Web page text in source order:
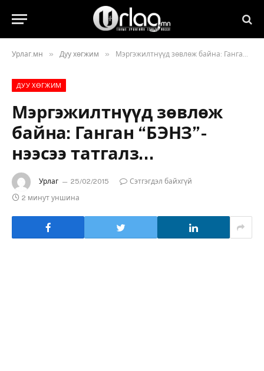
Урлаг.мн » Дуу хөгжим » Мэргэжилтнүүд зөвлөж байна: Ганган “БЭНЗ”-нээсээ татгалз…
ДУУ ХӨГЖИМ
Мэргэжилтнүүд зөвлөж
байна: Ганган “БЭНЗ”-
нээсээ татгалз…
Урлаг 25/02/2015
Сэтгэгдэл байхгүй
2 минут уншина